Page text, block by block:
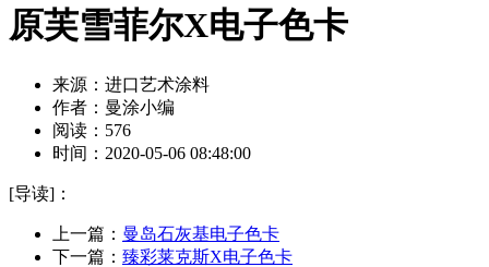
原芙雪菲尔X电子色卡
来源：进口艺术涂料
作者：曼涂小编
阅读：576
时间：2020-05-06 08:48:00
[导读]：
上一篇： 曼岛石灰基电子色卡
下一篇： 臻彩莱克斯X电子色卡